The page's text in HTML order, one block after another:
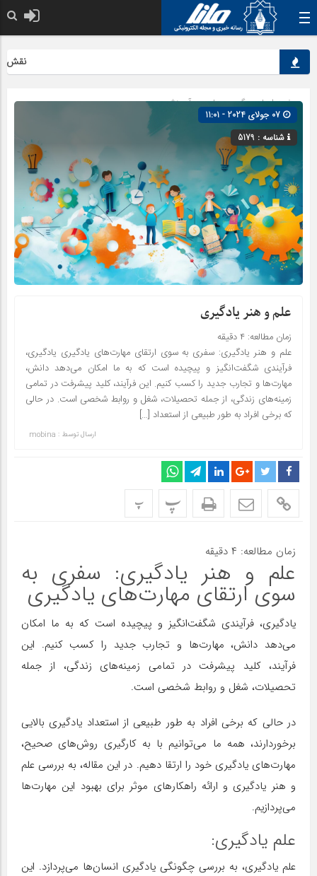
نقش
صفحه اصلی» گروه »علمی و آموزشی
شناسه : 5179
علم و هنر یادگیری
زمان مطالعه: ۴ دقیقه
علم و هنر یادگیری: سفری به سوی ارتقای مهارت‌های یادگیری یادگیری،
فرآیندی شگفت‌انگیز و پیچیده است که به ما امکان می‌دهد دانش،
مهارت‌ها و تجارب جدید را کسب کنیم. این فرآیند، کلید پیشرفت در تمامی
زمینه‌های زندگی، از جمله تحصیلات، شغل و روابط شخصی است. در حالی
که برخی افراد به طور طبیعی از استعداد […]
ارسال توسط : mobina
پ پ
زمان مطالعه: ۴ دقیقه
علم و هنر یادگیری: سفری به
سوی ارتقای مهارت‌های یادگیری
یادگیری، فرآیندی شگفت‌انگیز و پیچیده است که به ما امکان
می‌دهد دانش، مهارت‌ها و تجارب جدید را کسب کنیم. این
فرآیند، کلید پیشرفت در تمامی زمینه‌های زندگی، از جمله
تحصیلات، شغل و روابط شخصی است.
در حالی که برخی افراد به طور طبیعی از استعداد یادگیری بالایی
برخوردارند، همه ما می‌توانیم با به کارگیری روش‌های صحیح،
مهارت‌های یادگیری خود را ارتقا دهیم. در این مقاله، به بررسی علم
و هنر یادگیری و ارائه راهکارهای موثر برای بهبود این مهارت‌ها
می‌پردازیم.
علم یادگیری:
علم یادگیری، به بررسی چگونگی یادگیری انسان‌ها می‌پردازد. این